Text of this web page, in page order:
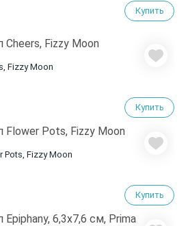
Купить
Fizzy Moon
Купить
Fizzy Moon
Купить